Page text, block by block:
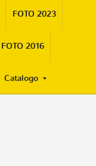
FOTO 2023
FOTO 2016
Catalogo